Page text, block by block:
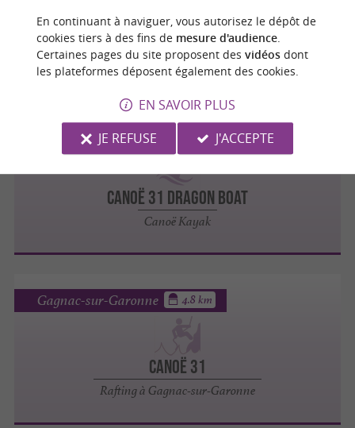
Canoë 31
Canoë Kayak
Canoë 31 Dragon Boat
Canoë Kayak
Gagnac-sur-Garonne
Canoë 31
Rafting à Gagnac-sur-Garonne
Gagnac-sur-Garonne 4.8 km
En continuant à naviguer, vous autorisez le dépôt de
cookies tiers à des fins de mesure d'audience.
Certaines pages du site proposent des vidéosdont
les plateformes déposent également des cookies.
EN SAVOIR PLUS
JE REFUSE
J'ACCEPTE